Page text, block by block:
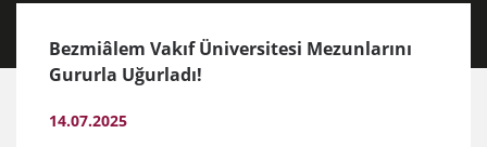
Bezmiâlem Vakıf Üniversitesi Mezunlarını
Gururla Uğurladı!
14.07.2025